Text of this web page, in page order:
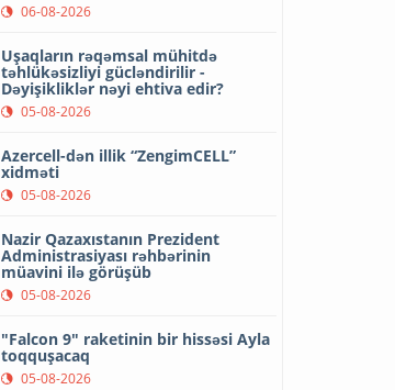
06-08-2026
Uşaqların rəqəmsal mühitdə
təhlükəsizliyi gücləndirilir -
Dəyişikliklər nəyi ehtiva edir?
05-08-2026
Azercell-dən illik “ZengimCELL”
xidməti
05-08-2026
Nazir Qazaxıstanın Prezident
Administrasiyası rəhbərinin
müavini ilə görüşüb
05-08-2026
"Falcon 9" raketinin bir hissəsi Ayla
toqquşacaq
05-08-2026